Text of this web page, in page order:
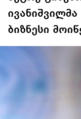
ბიზნესი